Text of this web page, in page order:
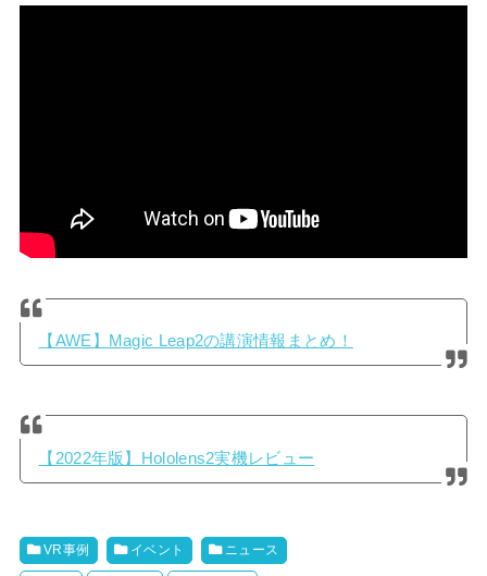
【AWE】Magic Leap2の講演情報まとめ！
【2022年版】Hololens2実機レビュー
VR事例 イベント ニュース